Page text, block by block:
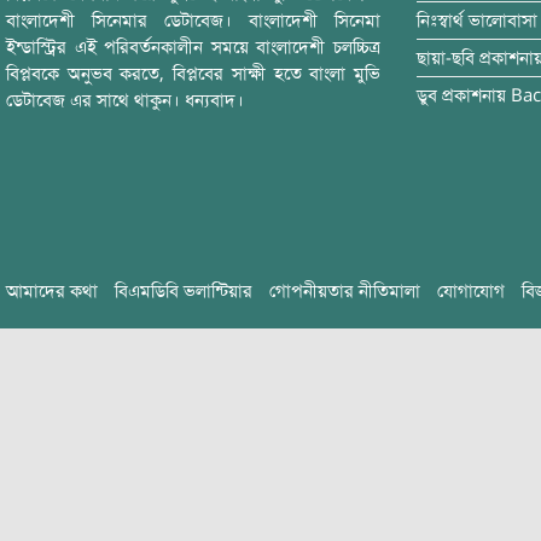
বাংলাদেশী সিনেমার ডেটাবেজ। বাংলাদেশী সিনেমা
ইন্ডাস্ট্রির এই পরিবর্তনকালীন সময়ে বাংলাদেশী চলচ্চিত্র
বিপ্লবকে অনুভব করতে, বিপ্লবের সাক্ষী হতে বাংলা মুভি
ডেটাবেজ এর সাথে থাকুন। ধন্যবাদ।
নিঃস্বার্থ ভালোবাসা
ছায়া-ছবি
ডুব প্রকাশনায়
আমাদের কথা বিএমডিবি ভলান্টিয়ার গোপনীয়তার নীতিমালা যোগাযোগ